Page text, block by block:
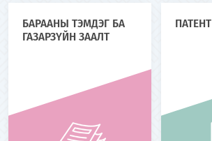
БАРААНЫ ТЭМДЭГ БА
ГАЗАРЗҮЙН ЗААЛТ
ПАТЕНТ